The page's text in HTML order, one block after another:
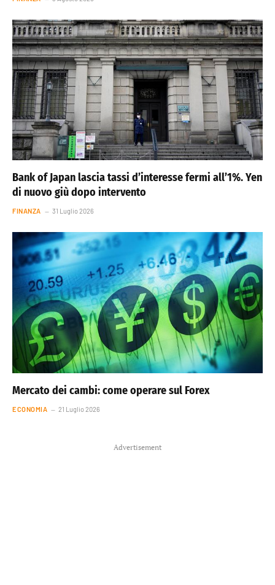
Bank of Japan lascia tassi d’interesse fermi all’1%. Yen
di nuovo giù dopo intervento
FINANZA 31 Luglio 2026
Mercato dei cambi: come operare sul Forex
ECONOMIA 21 Luglio 2026
Advertisement